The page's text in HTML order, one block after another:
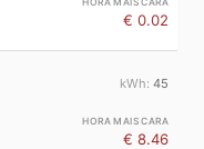
€ 0.02
45
€ 8.46